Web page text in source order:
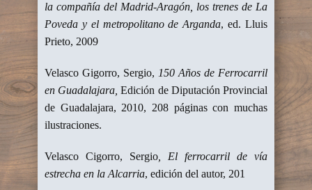
la compañía del Madrid-Aragón, los trenes de La
Poveda y el metropolitano de Arganda, ed. Lluis
Prieto, 2009
Velasco Gigorro, Sergio, 150 Años de Ferrocarril
en Guadalajara, Edición de Diputación Provincial
de Guadalajara, 2010, 208 páginas con muchas
ilustraciones.
Velasco Cigorro, Sergio , El ferrocarril de vía
estrecha en la Alcarria, edición del autor, 201